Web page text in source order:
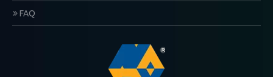
FAQ